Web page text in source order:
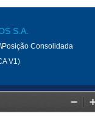
S.A.
Consolidada
V1)